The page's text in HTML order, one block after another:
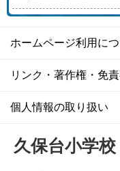
ホームページ利用に
リンク・著作権・免
個人情報の取り扱い
久保台小学校